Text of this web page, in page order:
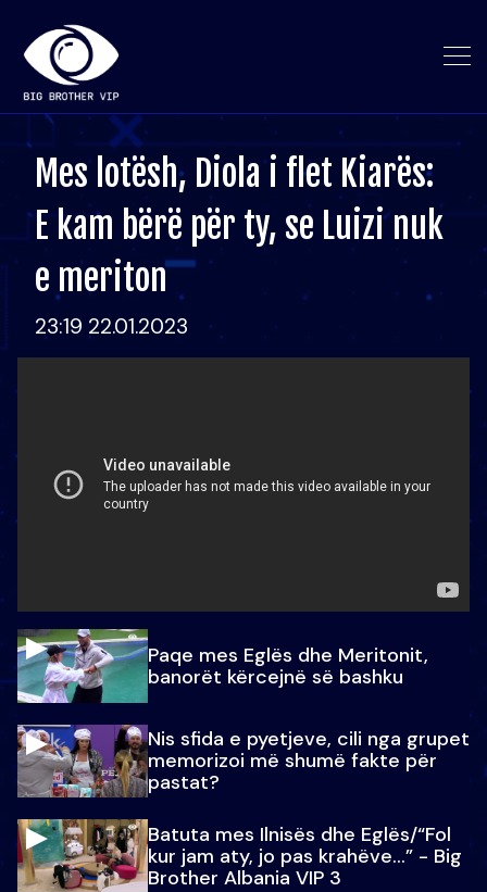
Mes lotësh, Diola i flet Kiarës:
E kam bërë për ty, se Luizi nuk
e meriton
23:19 22.01.2023
Paqe mes Eglës dhe Meritonit,
banorët kërcejnë së bashku
Nis sfida e pyetjeve, cili nga grupet
memorizoi më shumë fakte për
pastat?
Batuta mes Ilnisës dhe Eglës/“Fol
kur jam aty, jo pas krahëve…” - Big
Brother Albania VIP 3